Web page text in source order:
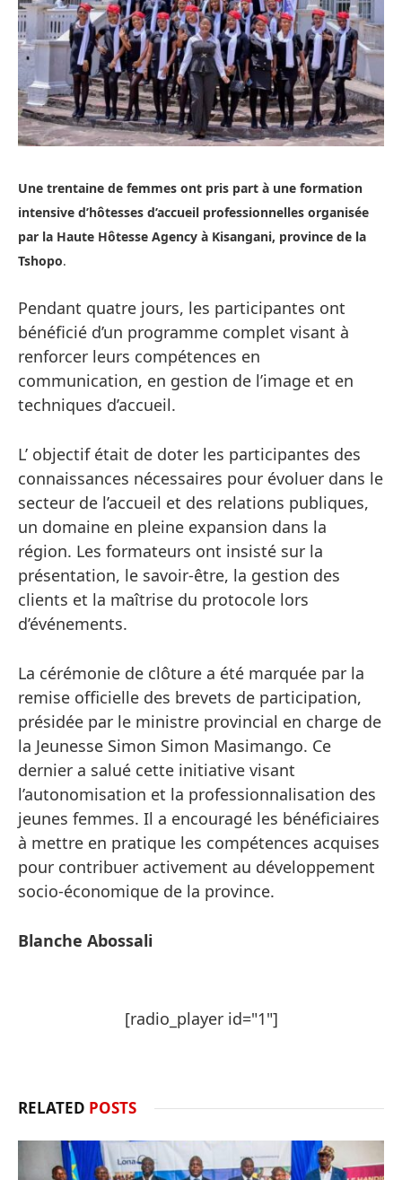
Une trentaine de femmes ont pris part à une formation
intensive d’hôtesses d’accueil professionnelles organisée
par la Haute Hôtesse Agency à Kisangani, province de la
Tshopo.
Pendant quatre jours, les participantes ont
bénéficié d’un programme complet visant à
renforcer leurs compétences en
communication, en gestion de l’image et en
techniques d’accueil.
L’ objectif était de doter les participantes des
connaissances nécessaires pour évoluer dans le
secteur de l’accueil et des relations publiques,
un domaine en pleine expansion dans la
région. Les formateurs ont insisté sur la
présentation, le savoir-être, la gestion des
clients et la maîtrise du protocole lors
d’événements.
La cérémonie de clôture a été marquée par la
remise officielle des brevets de participation,
présidée par le ministre provincial en charge de
la Jeunesse Simon Simon Masimango. Ce
dernier a salué cette initiative visant
l’autonomisation et la professionnalisation des
jeunes femmes. Il a encouragé les bénéficiaires
à mettre en pratique les compétences acquises
pour contribuer activement au développement
socio-économique de la province.
Blanche Abossali
[radio_player id="1"]
RELATED POSTS